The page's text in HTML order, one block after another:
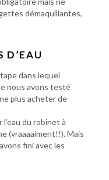
démaquillantes,
D’EAU
dans lequel
nous avons testé
plus acheter de
l’eau du robinet à
(vraaaaiment!!). Mais
fini avec les